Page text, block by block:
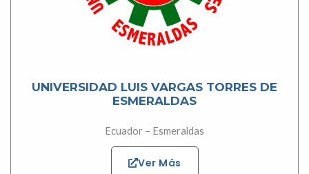
UNIVERSIDAD LUIS VARGAS TORRES DE
ESMERALDAS
Ecuador – Esmeraldas
Ver Más